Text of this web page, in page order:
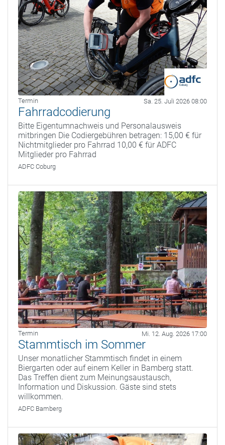
Termin Sa. 25. Juli 2026 08:00
Fahrradcodierung
Bitte Eigentumnachweis und Personalausweis
mitbringen Die Codiergebühren betragen: 15,00 € für
Nichtmitglieder pro Fahrrad 10,00 € für ADFC
Mitglieder pro Fahrrad
ADFC Coburg
Termin Mi. 12. Aug. 2026 17:00
Stammtisch im Sommer
Unser monatlicher Stammtisch findet in einem
Biergarten oder auf einem Keller in Bamberg statt.
Das Treffen dient zum Meinungsaustausch,
Information und Diskussion. Gäste sind stets
willkommen.
ADFC Bamberg